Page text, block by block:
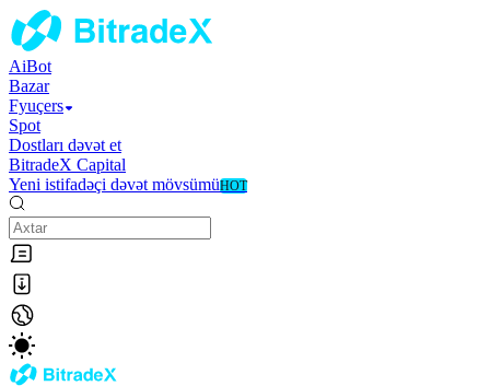
AiBot
Bazar
Fyuçers
Spot
Dostları dəvət et
BitradeX Capital
Yeni istifadəçi dəvət mövsümüHOT